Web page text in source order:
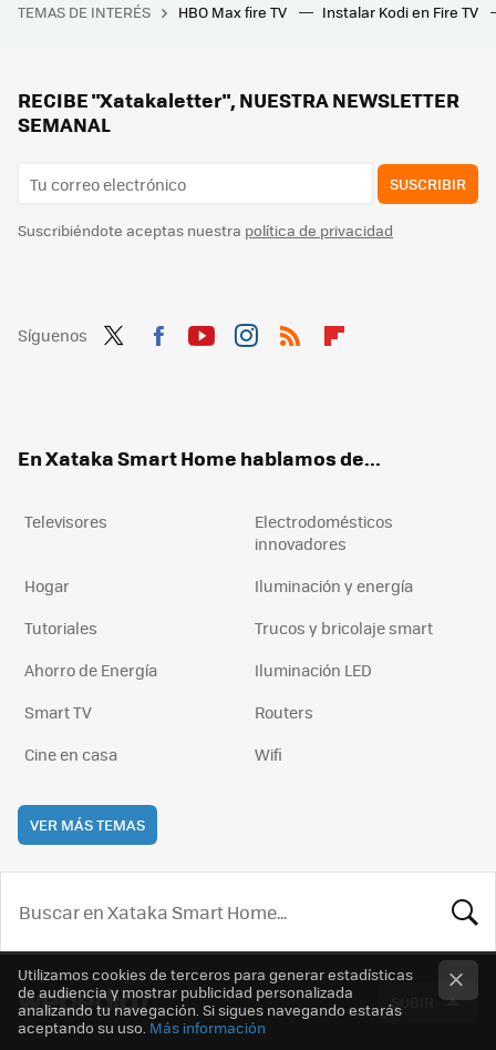
Apple prepara el mayor cambio en su software desde iOS 7 y macOS Big Sur, según Gurman: una “revolución” más allá del diseño
TEMAS DE INTERÉS HBO Max fire TV Instalar Kodi en Fire TV
RECIBE "Xatakaletter", NUESTRA NEWSLETTER
SEMANAL
SUSCRIBIR
Suscribiéndote aceptas nuestra política de privacidad
Síguenos
En Xataka Smart Home hablamos de...
Televisores
Electrodomésticos
innovadores
Hogar
Iluminación y energía
Tutoriales
Trucos y bricolaje smart
Ahorro de Energía
Iluminación LED
Smart TV
Routers
Cine en casa
Wifi
VER MÁS TEMAS
SUBIR
Utilizamos cookies de terceros para generar estadísticas
de audiencia y mostrar publicidad personalizada
analizando tu navegación. Si sigues navegando estarás
aceptando su uso. Más información